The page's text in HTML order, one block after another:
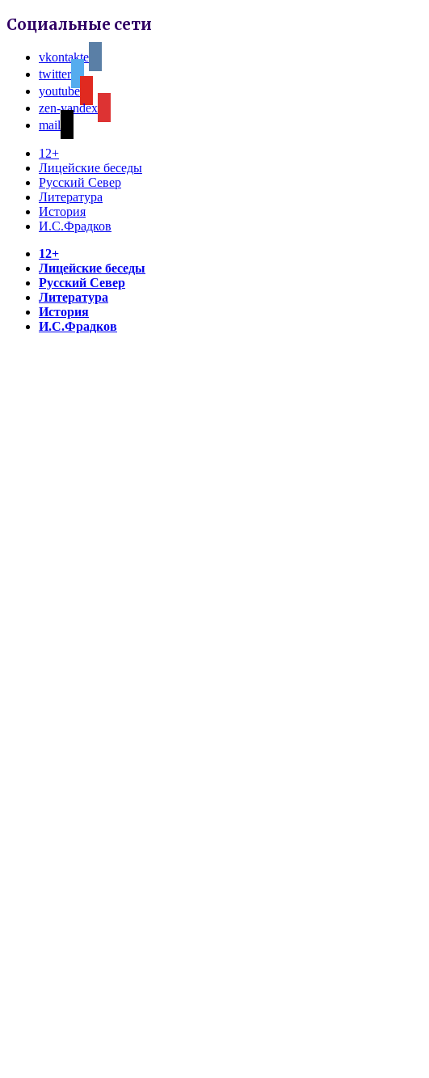
Социальные сети
vkontakte
twitter
youtube
zen-yandex
mail
12+
Лицейские беседы
Русский Север
Литература
История
И.С.Фрадков
12+
Лицейские беседы
Русский Север
Литература
История
И.С.Фрадков